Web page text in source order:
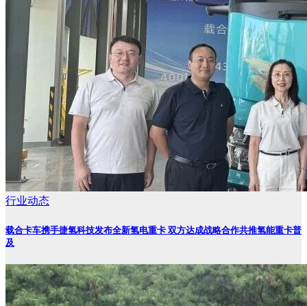
行业动态
载合卡车携手捷氢科技发布全新氢电重卡 双方达成战略合作共推氢能重卡普
及